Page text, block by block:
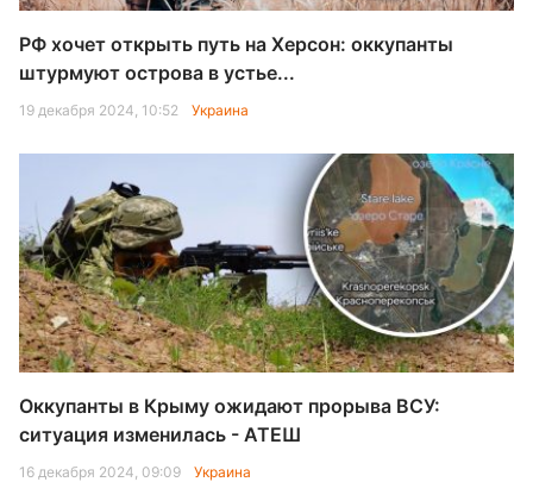
РФ хочет открыть путь на Херсон: оккупанты
штурмуют острова в устье...
19 декабря 2024, 10:52 Украина
Оккупанты в Крыму ожидают прорыва ВСУ:
ситуация изменилась - АТЕШ
16 декабря 2024, 09:09 Украина